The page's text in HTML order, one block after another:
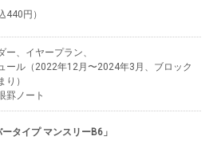
440円）
ー、イヤープラン、
ール（2022年12月〜2024年3月、ブロック
り）
罫ノート
タイプ マンスリーB6」